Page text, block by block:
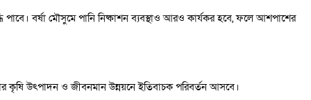
বর্ষা মৌসুমে পানি নিষ্কাশন ব্যবস্থাও আরও কার্যকর হবে, ফলে আশপাশের
কৃষি উৎপাদন ও জীবনমান উন্নয়নে ইতিবাচক পরিবর্তন আসবে।